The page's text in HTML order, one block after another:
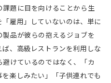
題に目を向けることから生
雇用」していないのは、単に
品が彼らの抱えるジョブを
、高級レストランを利用しな
けているのではなく、「カ
楽しみたい」「子供連れでも